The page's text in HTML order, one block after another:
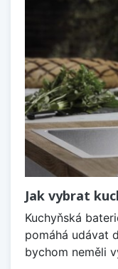
Jak vybrat
Kuchyňská
pomáhá udávat
bychom neměli